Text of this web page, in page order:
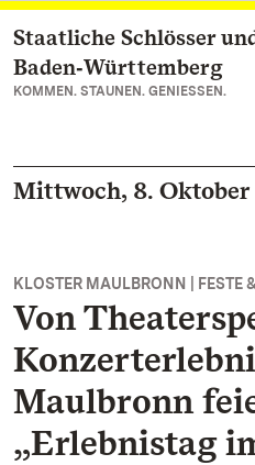
Zum Hauptinhalt
Staatliche Schlösser
Baden‑Württemberg
KOMMEN. STAUNEN. GENIESSEN.
Mittwoch, 8. Oktober
KLOSTER MAULBRONN | FESTE
Von
Maulbronn
„Erlebnistag